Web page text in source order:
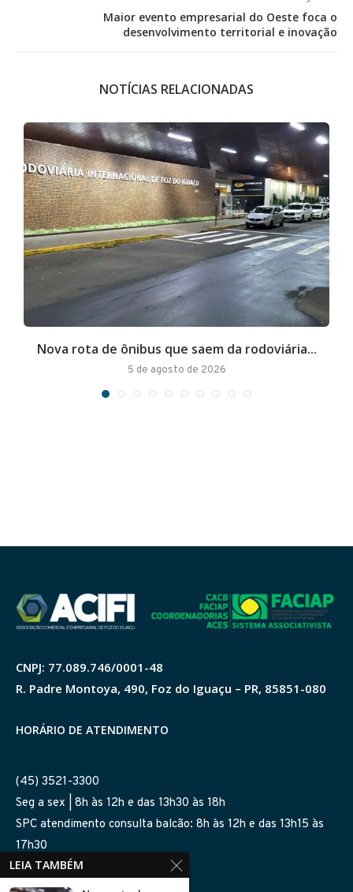
Maior evento empresarial do Oeste foca o
desenvolvimento territorial e inovação
NOTÍCIAS RELACIONADAS
Nova rota de ônibus que saem da rodoviária...
5 de agosto de 2026
CNPJ: 77.089.746/0001-48
R. Padre Montoya, 490, Foz do Iguaçu – PR, 85851-080
HORÁRIO DE ATENDIMENTO
(45) 3521-3300
Seg a sex | 8h às 12h e das 13h30 às 18h
SPC atendimento consulta balcão: 8h às 12h e das 13h15 às
17h30
SIGA-NOS NAS REDES
LEIA TAMBÉM